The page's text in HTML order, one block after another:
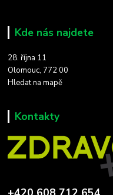
Kde nás najdete
28. října 11
Olomouc, 772 00
Hledat na mapě
Kontakty